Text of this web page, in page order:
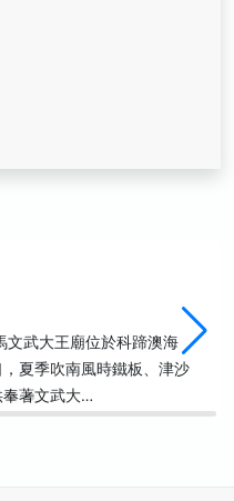
文武大王廟位於科蹄澳海
夏季吹南風時鐵板、津沙
奉著文武大…